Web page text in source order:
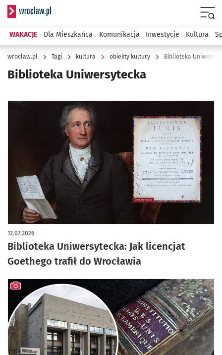
Serwis informacyjny wroclaw.pl
WAKACJE Dla Mieszkańca Komunikacja Inwestycje Kultura
wroclaw.pl Tagi kultura obiekty kultury Biblioteka
Biblioteka Uniwersytecka
Biblioteka Uniwersytecka: Jak licencjat
Goethego trafił do Wrocławia
12.07.2026